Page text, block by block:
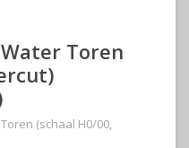
Toren
(schaal H0/00,